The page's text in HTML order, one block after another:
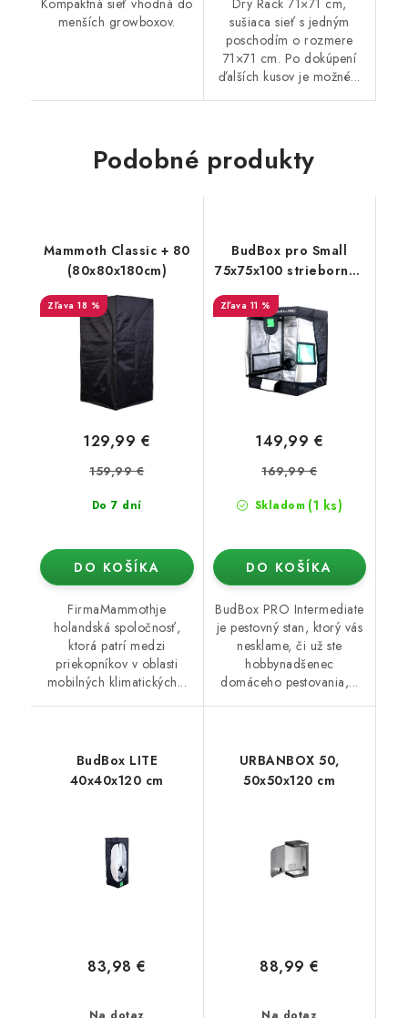
Kompaktná sieť vhodná do
menších growboxov.
Dry Rack 71×71 cm,
sušiaca sieť s jedným
poschodím o rozmere
71×71 cm. Po dokúpení
ďalších kusov je možné...
Podobné produkty
Mammoth Classic + 80
(80x80x180cm)
18 %
Do 7 dní
129,99 €
159,99 €
DO KOŠÍKA
FirmaMammothje
holandská spoločnosť,
ktorá patrí medzi
priekopníkov v oblasti
mobilných klimatických...
BudBox pro Small
75x75x100 strieborný -
rastové stan
11 %
Skladom (1 ks)
149,99 €
169,99 €
DO KOŠÍKA
BudBox PRO Intermediate
je pestovný stan, ktorý vás
nesklame, či už ste
hobbynadšenec
domáceho pestovania,...
BudBox LITE
40x40x120 cm
83,98 €
URBANBOX 50,
50x50x120 cm
88,99 €